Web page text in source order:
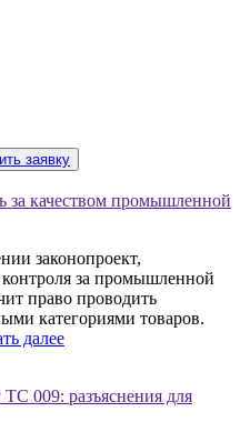
заявку
за качеством промышленной
законопроект,
за промышленной
право проводить
категориями товаров.
далее
009: разъяснения для